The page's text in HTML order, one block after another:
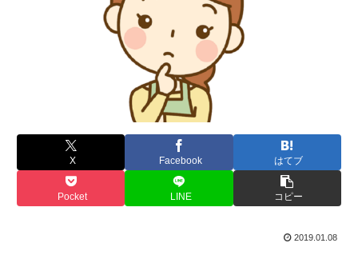
X Facebook はてブ
Pocket LINE コピー
2019.01.08